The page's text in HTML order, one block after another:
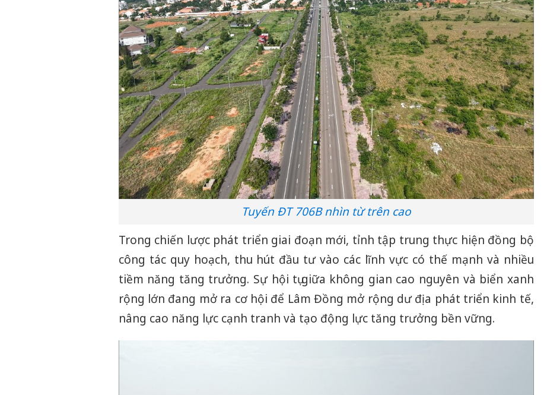
Tuyến ĐT 706B nhìn từ trên cao
Trong chiến lược phát triển giai đoạn mới, tỉnh tập trung thực hiện đồng bộ
công tác quy hoạch, thu hút đầu tư vào các lĩnh vực có thế mạnh và nhiều
tiềm năng tăng trưởng. Sự hội tụ giữa không gian cao nguyên và biển xanh
rộng lớn đang mở ra cơ hội để Lâm Đồng mở rộng dư địa phát triển kinh tế,
nâng cao năng lực cạnh tranh và tạo động lực tăng trưởng bền vững.